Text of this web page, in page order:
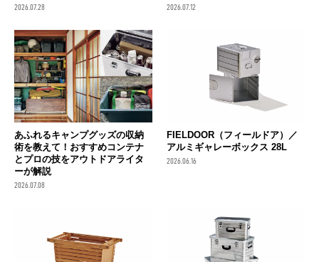
2026.07.28 2026.07.12
あふれるキャンプグッズの収納
術を教えて！おすすめコンテナ
とプロの技をアウトドアライタ
ーが解説
2026.07.08
FIELDOOR（フィールドア）／
アルミギャレーボックス 28L
2026.06.16